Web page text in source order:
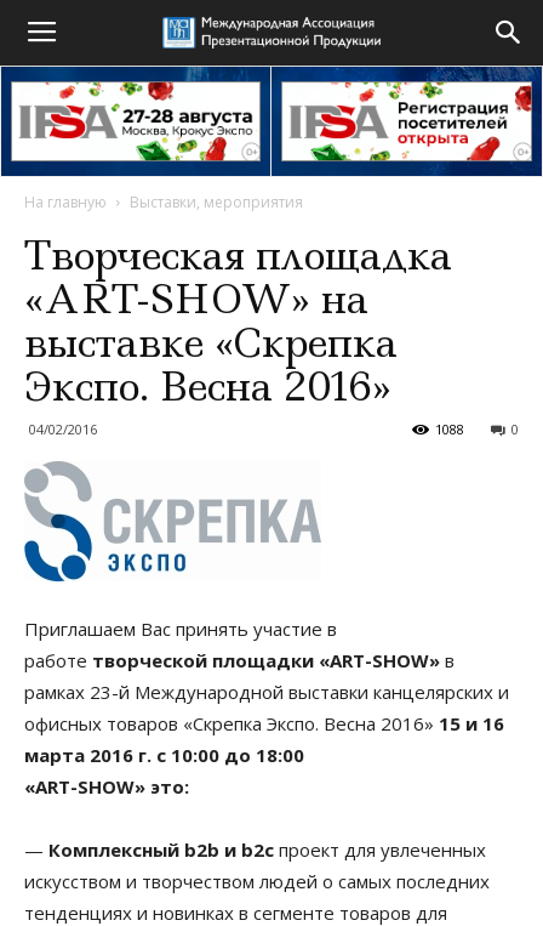
На главную Выставки, мероприятия
Творческая площадка
«ART-SHOW» на
выставке «Скрепка
Экспо. Весна 2016»
04/02/2016 0
1088
Приглашаем Вас принять участие в
работе творческой площадки «ART-SHOW» в
рамках 23-й Международной выставки канцелярских и
офисных товаров «Скрепка Экспо. Весна 2016» 15 и 16
марта 2016 г. с 10:00 до 18:00
«ART-SHOW» это:
— Комплексный b2b и b2c проект для увлеченных
искусством и творчеством людей о самых последних
тенденциях и новинках в сегменте товаров для